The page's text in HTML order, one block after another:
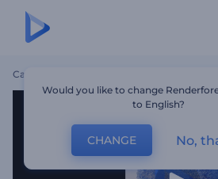
Casa
Would you like to change
to English?
CHANGE No,